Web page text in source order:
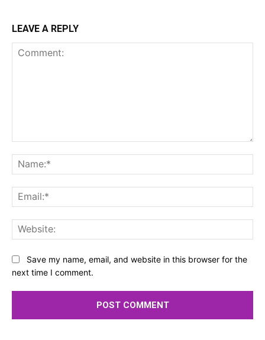
LEAVE A REPLY
Save my name, email, and website in this browser for the
next time I comment.